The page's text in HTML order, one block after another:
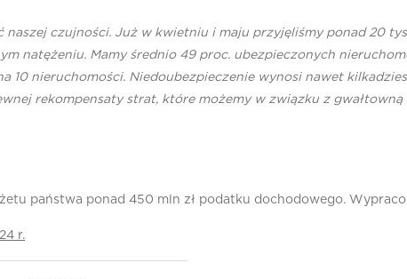
czujności. Już w kwietniu i maju przyjęliśmy ponad 20
natężeniu. Mamy średnio 49 proc. ubezpieczonych
10 nieruchomości. Niedoubezpieczenie wynosi nawet
rekompensaty strat, które możemy w związku z gwałtowną
państwa ponad 450 mln zł podatku dochodowego.
r.